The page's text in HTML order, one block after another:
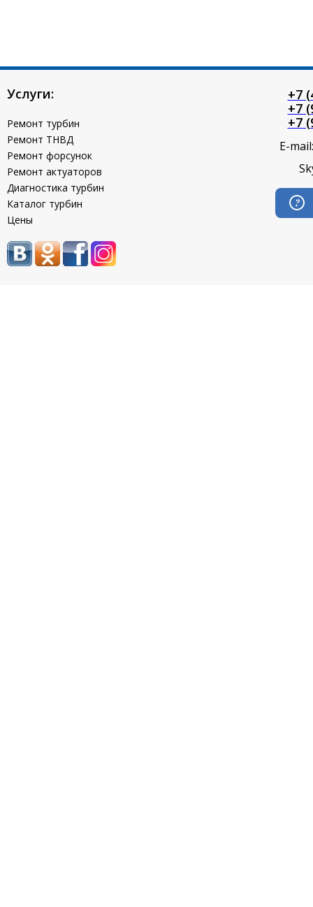
Услуги:
Ремонт турбин
Ремонт ТНВД
Ремонт форсунок
Ремонт актуаторов
Диагностика турбин
Каталог турбин
Цены
+7
+7
+7
E-